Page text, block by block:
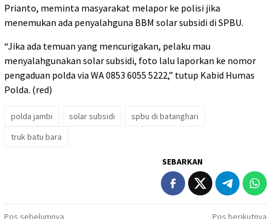
Prianto, meminta masyarakat melapor ke polisi jika
menemukan ada penyalahguna BBM solar subsidi di SPBU.
“Jika ada temuan yang mencurigakan, pelaku mau
menyalahgunakan solar subsidi, foto lalu laporkan ke nomor
pengaduan polda via WA 0853 6055 5222,” tutup Kabid Humas
Polda. (red)
polda jambi solar subsidi
spbu di batanghari
truk batu bara
SEBARKAN
Pos sebelumnya Pos berikutnya